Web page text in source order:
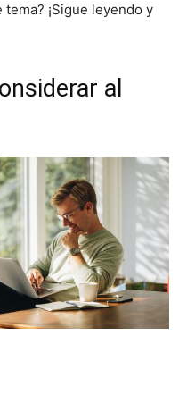
¡Sigue leyendo y
al